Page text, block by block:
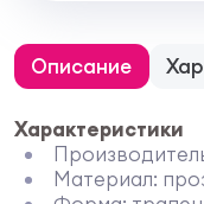
Описание
Характеристики
Материал: